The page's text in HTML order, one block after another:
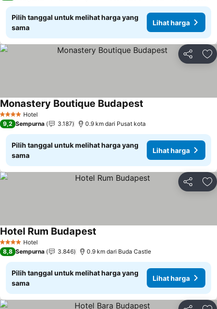
Pilih tanggal untuk melihat harga yang
sama
Lihat harga
Bagikan
4 BintangHotel
Monastery Boutique Budapest
9,2 Sempurna 3.187 0.9 km dari Pusat kota
Pilih tanggal untuk melihat harga yang
sama
Lihat harga
Bagikan
4 BintangHotel
Hotel Rum Budapest
8,8 Sempurna 3.846 0.9 km dari Buda Castle
Pilih tanggal untuk melihat harga yang
sama
Lihat harga